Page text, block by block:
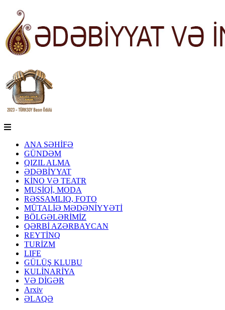
ANA SƏHİFƏ
GÜNDƏM
QIZIL ALMA
ƏDƏBİYYAT
KİNO VƏ TEATR
MUSİQİ, MODA
RƏSSAMLIQ, FOTO
MÜTALİƏ MƏDƏNİYYƏTİ
BÖLGƏLƏRİMİZ
QƏRBİ AZƏRBAYCAN
REYTİNQ
TURİZM
LIFE
GÜLÜŞ KLUBU
KULİNARİYA
VƏ DİGƏR
Arxiv
ƏLAQƏ